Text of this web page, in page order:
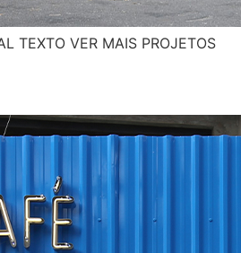
TEXTO VER MAIS PROJETOS